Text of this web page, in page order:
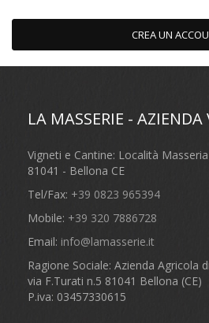
CREA UN
LA MASSERIE -
Vigneti e Cantine: Località
81041 - Bellona CE
Tel/Fax: +39 0823 965394
Mobile: +39 320 7886728
Email: info@lamasserie.it
Ragione Sociale: Azienda Agricola
via F.Turati n.5 81041 Bellona (CE)
P.iva: 03457330615